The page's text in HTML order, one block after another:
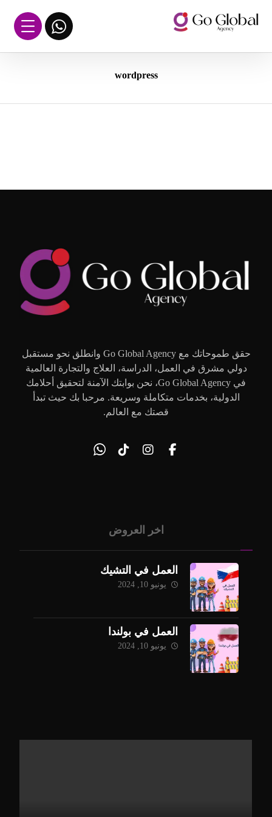
wordpress
حقق طموحاتك مع Go Global Agency وانطلق نحو مستقبل
دولي مشرق في العمل، الدراسة، العلاج والتجارة العالمية
في Go Global Agency، نحن بوابتك الآمنة لتحقيق أحلامك
الدولية، بخدمات متكاملة وسريعة. مرحبا بك حيث تبدأ
قصتك مع العالم.
اخر العروض
العمل في التشيك
يونيو 10, 2024
العمل في بولندا
يونيو 10, 2024